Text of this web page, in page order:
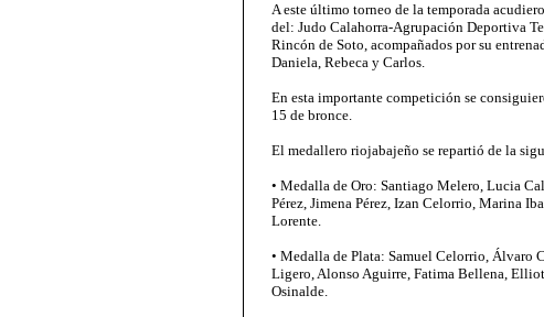
A este último torneo de la temporada
del: Judo Calahorra-Agrupación Deportiva
Rincón de Soto, acompañados por su
Daniela, Rebeca y Carlos.
En esta importante competición se
15 de bronce.
El medallero riojabajeño se repartió de la
• Medalla de Oro: Santiago Melero, Lucia
Pérez, Jimena Pérez, Izan Celorrio, Marina
Lorente.
• Medalla de Plata: Samuel Celorrio, Álvaro
Ligero, Alonso Aguirre, Fatima Bellena,
Osinalde.